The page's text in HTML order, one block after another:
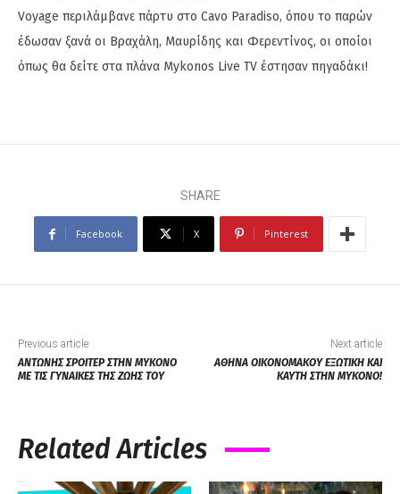
Voyage περιλάμβανε πάρτυ στο Cavo Paradiso, όπου το παρών
έδωσαν ξανά οι Βραχάλη, Μαυρίδης και Φερεντίνος, οι οποίοι
όπως θα δείτε στα πλάνα Mykonos Live TV έστησαν πηγαδάκι!
SHARE
Facebook X Pinterest
Previous article
ΑΝΤΩΝΗΣ ΣΡΟΙΤΕΡ ΣΤΗΝ ΜΥΚΟΝΟ
ΜΕ ΤΙΣ ΓΥΝΑΙΚΕΣ ΤΗΣ ΖΩΗΣ ΤΟΥ
Next article
ΑΘΗΝΑ ΟΙΚΟΝΟΜΑΚΟΥ ΕΞΩΤΙΚΗ ΚΑΙ
ΚΑΥΤΗ ΣΤΗΝ ΜΥΚΟΝΟ!
Related Articles